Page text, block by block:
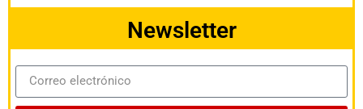
Newsletter